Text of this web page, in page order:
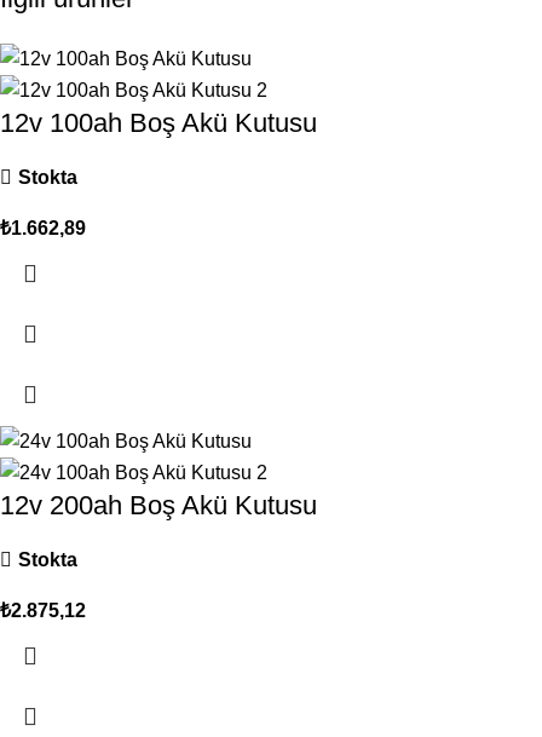
12v 100ah Boş Akü Kutusu
Stokta
₺1.662,89
12v 200ah Boş Akü Kutusu
Stokta
₺2.875,12